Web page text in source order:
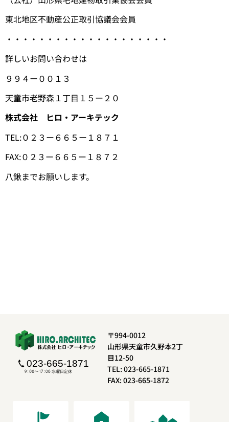
東北地区不動産公正取引協議会会員
・・・・・・・・・・・・・・・・・・・・
詳しいお問い合わせは
９９４ー００１３
天童市老野森１丁目１５ー２０
株式会社 ヒロ・アーキテック
TEL:０２３ー６６５ー１８７１
FAX:０２３ー６６５ー１８７２
八鍬までお願いします。
〒994-0012
山形県天童市久野本2丁
目12-50
TEL: 023-665-1871
FAX: 023-665-1872